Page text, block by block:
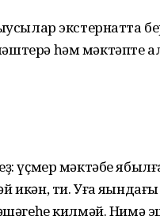
экстернатта
һәм мәктәпте
үҫмер мәктәбе
ти. Уға
килмәй. Нимә